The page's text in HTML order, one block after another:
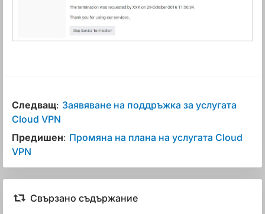
Следващ: Заявяване на поддръжка за услугата
Cloud VPN
Предишен: Промяна на плана на услугата Cloud
VPN
Свързано съдържание